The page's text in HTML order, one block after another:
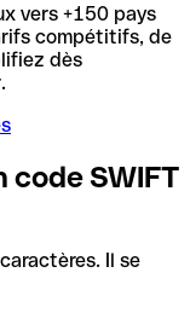
vers +150 pays
compétitifs, de
dès
code SWIFT
Il se